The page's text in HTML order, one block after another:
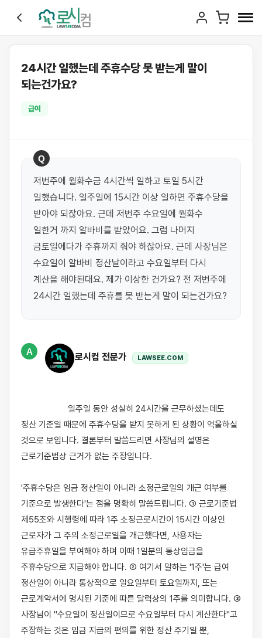
24시간 일했는데 주휴수당 못 받는게 말이
되는건가요?
급여
Q
저번주에 월화수금 4시간씩 일하고 토일 5시간
일했습니다. 일주일에 15시간 이상 일하면 주휴수당을
받아야 되잖아요. 근데 저번주 수요일에 월화수
일한거 까지 알바비를 받았어요. 그럼 나머지
금토일에다가 주휴까지 줘야 하잖아요. 근데 사장님은
수요일이 알바비 정산날이라고 수요일부터 다시
계산을 해야된대요. 제가 이상한 건가요? 전 저번주에
24시간 일했는데 주휴를 못 받는게 말이 되는건가요?
A
로시컴 전문가 LAWSEE.COM
정산 기준일 때문에 주휴수당을 받지 못하게 된 상황이 억울하실
것으로 보입니다. 결론부터 말씀드리면 사장님의 설명은
근로기준법상 근거가 없는 주장입니다.
'주휴수당은 임금 정산일이 아니라 소정근로일의 개근 여부를
기준으로 발생한다'는 점을 명확히 말씀드립니다. ① 근로기준법
제55조와 시행령에 따라 1주 소정근로시간이 15시간 이상인
근로자가 그 주의 소정근로일을 개근했다면, 사용자는
유급주휴일을 부여해야 하며 이때 1일분의 통상임금을
주휴수당으로 지급해야 합니다. ② 여기서 말하는 '1주'는 급여
정산일이 아니라 통상적으로 일요일부터 토요일까지, 또는
근로계약서에 명시된 기준에 따른 달력상의 1주를 의미합니다. ③
사장님이 "수요일이 정산일이므로 수요일부터 다시 계산한다"고
주장하는 것은 임금 지급의 편의를 위한 정산 주기일 뿐,